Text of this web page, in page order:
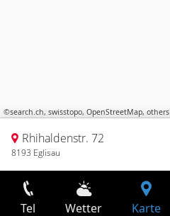
©search.ch, swisstopo, OpenStreetMap, others
Rhihaldenstr. 72
8193 Eglisau
Tel Wetter Karte